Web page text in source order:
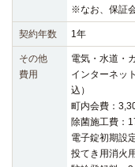
※なお、保証
契約年数 1年
その他
費用
電気・水道・
インターネッ
込）
町内会費：
除菌施工費：
電子錠初期設
投てき用消火